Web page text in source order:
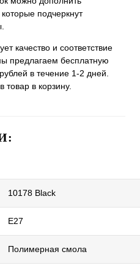
подчеркнут
качество и соответствие
предлагаем бесплатную
в течение 1-2 дней.
в корзину.
10178 Black
E27
Полимерная смола